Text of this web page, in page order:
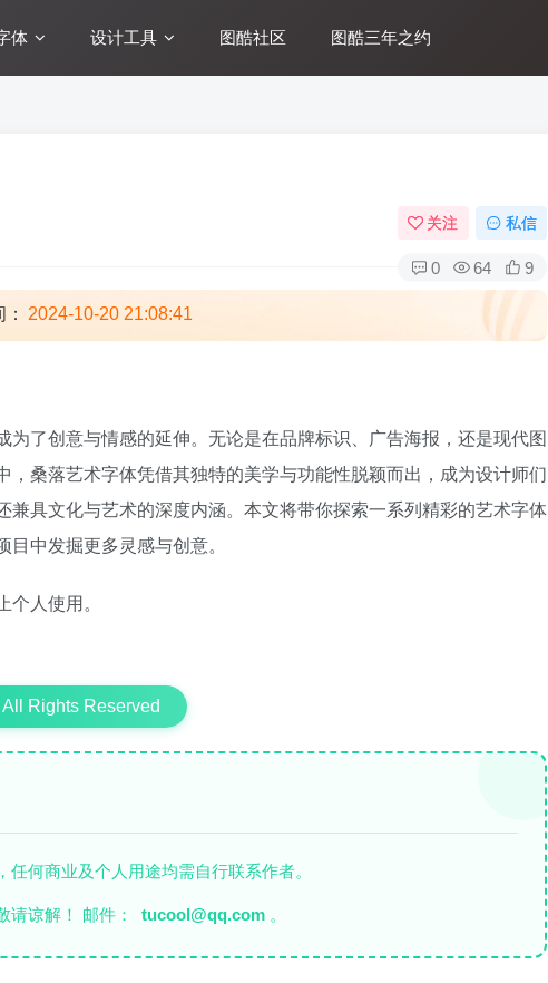
体 设计工具 图酷社区 图酷三年之约
关注 私信
0 64 9
2024-10-20 21:08:41
了创意与情感的延伸。无论是在品牌标识、广告海报，还是现代图
桑落艺术字体凭借其独特的美学与功能性脱颖而出，成为设计师们
具文化与艺术的深度内涵。本文将带你探索一系列精彩的艺术字体
中发掘更多灵感与创意。
人使用。
Rights Reserved
何商业及个人用途均需自行联系作者。
请谅解！ 邮件： tucool@qq.com 。